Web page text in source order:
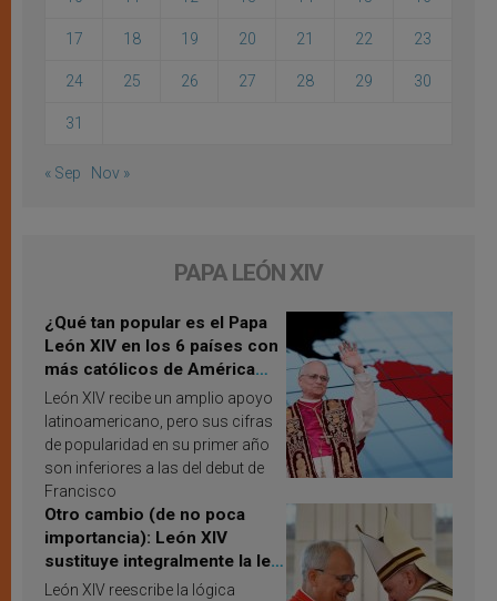
17 18 19 20 21 22 23
24 25 26 27 28 29 30
31
« Sep Nov »
PAPA LEÓN XIV
¿Qué tan popular es el Papa
León XIV en los 6 países con
más católicos de América
Latina en 2026? Publican
resultados de investigación
León XIV recibe un amplio apoyo
latinoamericano, pero sus cifras
de popularidad en su primer año
son inferiores a las del debut de
Francisco
Otro cambio (de no poca
importancia): León XIV
sustituye integralmente la ley
vaticana de Papa Francisco
León XIV reescribe la lógica